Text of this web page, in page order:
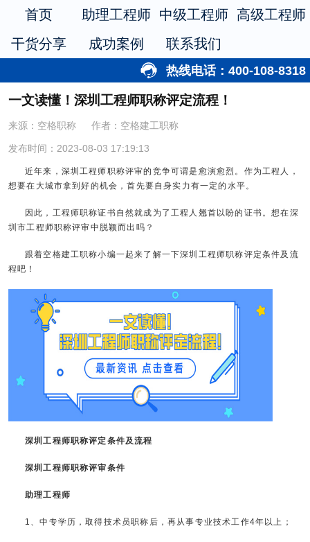
首页 助理工程师 中级工程师 高级工程师
干货分享
成功案例 联系我们
热线电话：400-108-8318
一文读懂！深圳工程师职称评定流程！
来源：空格职称 作者：空格建工职称
发布时间：2023-08-03 17:19:13
近年来，深圳工程师职称评审的竞争可谓是愈演愈烈。作为工程人，
想要在大城市拿到好的机会，首先要自身实力有一定的水平。
因此，工程师职称证书自然就成为了工程人翘首以盼的证书。想在深
圳市工程师职称评审中脱颖而出吗？
跟着空格建工职称小编一起来了解一下深圳工程师职称评定条件及流
程吧！
深圳工程师职称评定条件及流程
深圳工程师职称评审条件
助理工程师
1、中专学历，取得技术员职称后，再从事专业技术工作4年以上；